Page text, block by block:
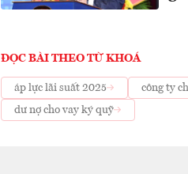
ĐỌC BÀI THEO TỪ KHOÁ
áp lực lãi suất 2025 công ty
dư nợ cho vay ký quỹ